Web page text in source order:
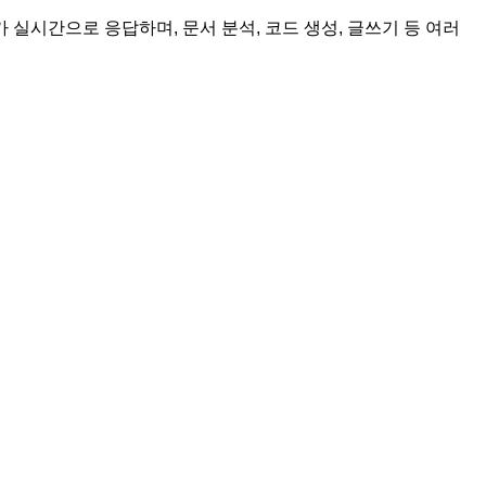
시간으로 응답하며, 문서 분석, 코드 생성, 글쓰기 등 여러